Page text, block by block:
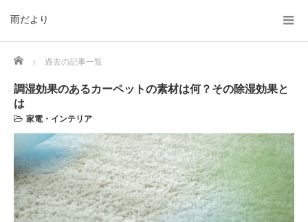
雨だより
Home 過去の記事一覧
調湿効果のあるカーペットの素材は何？その除湿効果と
は
家電・インテリア